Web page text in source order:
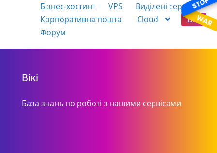
Бізнес-хостинг
VPS
Виділені сервера
Корпоративна пошта
Cloud
Вікі
Форум
Вікі
База знань по роботі з нашими сервісами